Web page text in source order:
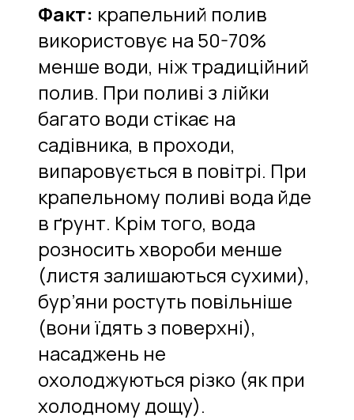
Факт: крапельний полив
використовує на 50-70%
менше води, ніж традиційний
полив. При поливі з лійки
багато води стікає на
садівника, в проходи,
випаровується в повітрі. При
крапельному поливі вода йде
в ґрунт. Крім того, вода
розносить хвороби менше
(листя залишаються сухими),
бур’яни ростуть повільніше
(вони їдять з поверхні),
насаджень не
охолоджуються різко (як при
холодному дощу).